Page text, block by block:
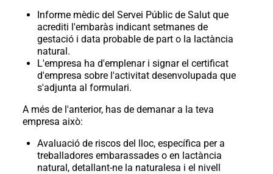
Informe mèdic del Servei Públic de Salut que
acrediti l'embaràs indicant setmanes de
gestació i data probable de part o la lactància
natural.
L'empresa ha d'emplenar i signar el certificat
d'empresa sobre l'activitat desenvolupada que
s'adjunta al formulari.
A més de l'anterior, has de demanar a la teva
empresa això:
Avaluació de riscos del lloc, específica per a
treballadores embarassades o en lactància
natural, detallant-ne la naturalesa i el nivell